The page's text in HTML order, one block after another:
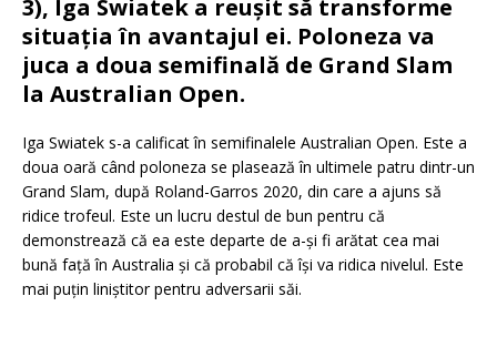
3), Iga Swiatek a reuşit să transforme
situaţia în avantajul ei. Poloneza va
juca a doua semifinală de Grand Slam
la Australian Open.
Iga Swiatek s-a calificat în semifinalele Australian Open. Este a
doua oară când poloneza se plasează în ultimele patru dintr-un
Grand Slam, după Roland-Garros 2020, din care a ajuns să
ridice trofeul. Este un lucru destul de bun pentru că
demonstrează că ea este departe de a-și fi arătat cea mai
bună față în Australia și că probabil că își va ridica nivelul. Este
mai puțin liniștitor pentru adversarii săi.